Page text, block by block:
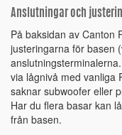
Anslutningar och
På baksidan av Canton
justeringarna för basen
via lågnivå med vanliga
saknar subwoofer eller
Har du flera basar kan
från basen.